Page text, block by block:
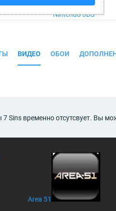
Xbox One
Nintendo 3DS
ВИДЕО ОБОИ
Sins временно отсутсвует. Вы
Area 51